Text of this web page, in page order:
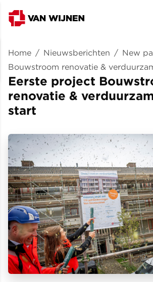
Home / Nieuwsberichten / New
Bouwstroom renovatie &
Eerste project
renovatie &
start